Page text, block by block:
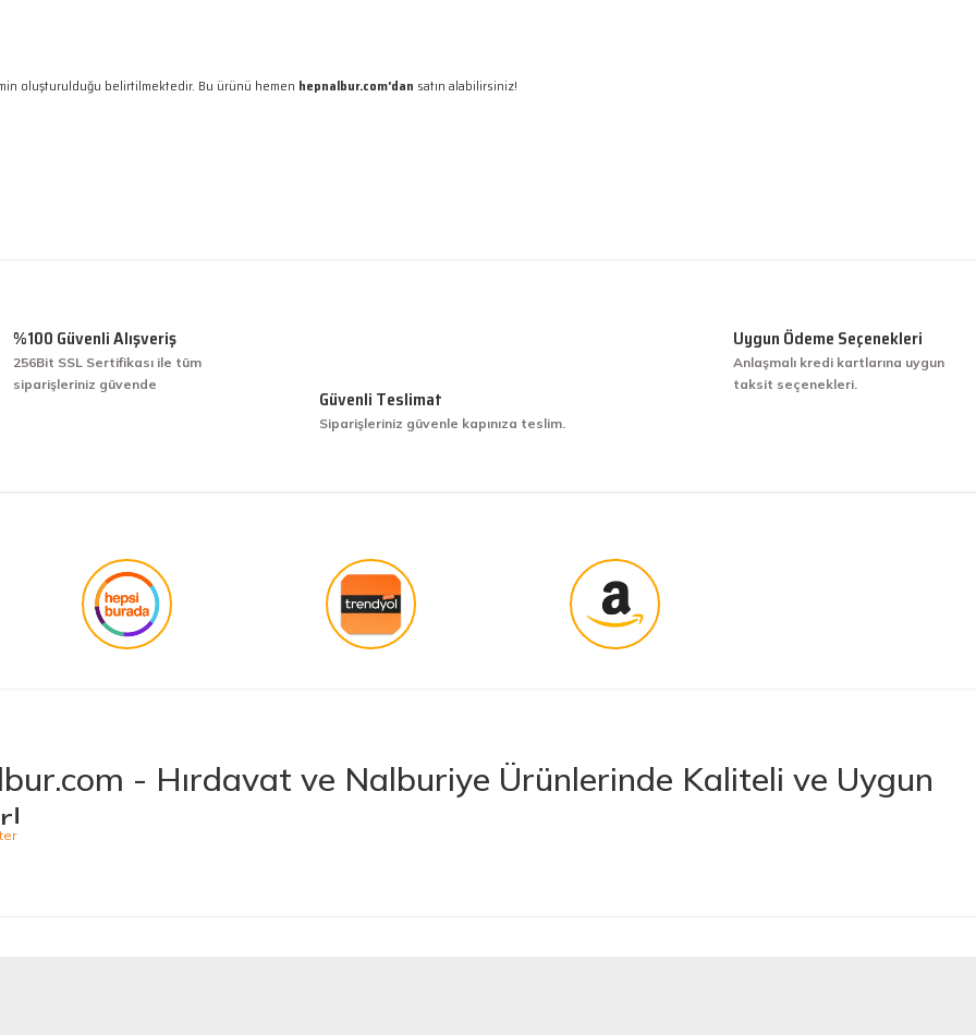
oluşturulduğu belirtilmektedir. Bu ürünü hemen hepnalbur.com'dan satın alabilirsiniz!
hakkıyla yapmak diye buna derim.
%100 Güvenli Alışveriş
256Bit SSL Sertifikası ile tüm
siparişleriniz güvende
Güvenli Teslimat
Siparişleriniz güvenle kapınıza teslim.
Uygun Ödeme Seçenekleri
Anlaşmalı kredi kartlarına uygun
taksit seçenekleri.
- Hırdavat ve Nalburiye Ürünlerinde Kaliteli ve Uygun